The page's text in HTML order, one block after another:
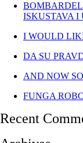
ISKUSTAVA I
I WOULD
DA SU
AND NOW
FUNGA
Recent